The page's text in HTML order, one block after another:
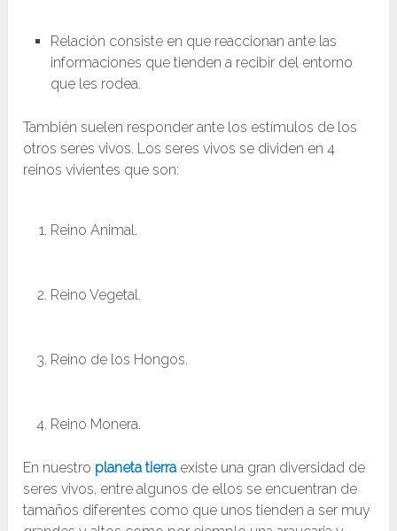
Relación consiste en que reaccionan ante las
informaciones que tienden a recibir del entorno
que les rodea.
También suelen responder ante los estímulos de los
otros seres vivos. Los seres vivos se dividen en 4
reinos vivientes que son:
Reino Animal.
Reino Vegetal.
Reino de los Hongos.
Reino Monera.
En nuestro planetatierra existe una gran diversidad de
seres vivos, entre algunos de ellos se encuentran de
tamaños diferentes como que unos tienden a ser muy